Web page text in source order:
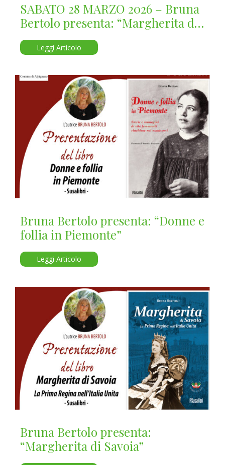
SABATO 28 MARZO 2026 – Bruna
Bertolo presenta: “Margherita di
Savoia”
Leggi Articolo
Bruna Bertolo presenta: “Donne e
follia in Piemonte”
Leggi Articolo
Bruna Bertolo presenta:
“Margherita di Savoia”